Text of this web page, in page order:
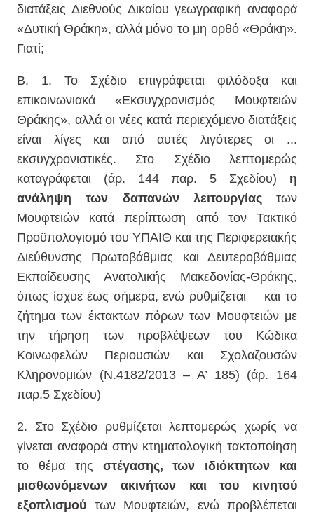
διατάξεις Διεθνούς Δικαίου γεωγραφική αναφορά
«Δυτική Θράκη», αλλά μόνο το μη ορθό «Θράκη».
Γιατί;
Β. 1. Το Σχέδιο επιγράφεται φιλόδοξα και
επικοινωνιακά «Εκσυγχρονισμός Μουφτειών
Θράκης», αλλά οι νέες κατά περιεχόμενο διατάξεις
είναι λίγες και από αυτές λιγότερες οι ...
εκσυγχρονιστικές. Στο Σχέδιο λεπτομερώς
καταγράφεται (άρ. 144 παρ. 5 Σχεδίου) η
ανάληψη των δαπανών λειτουργίαςτων
Μουφτειών κατά περίπτωση από τον Τακτικό
Προϋπολογισμό του ΥΠΑΙΘ και της Περιφερειακής
Διεύθυνσης Πρωτοβάθμιας και Δευτεροβάθμιας
Εκπαίδευσης Ανατολικής Μακεδονίας-Θράκης,
όπως ίσχυε έως σήμερα, ενώ ρυθμίζεται και το
ζήτημα των έκτακτων πόρων των Μουφτειών με
την τήρηση των προβλέψεων του Κώδικα
Κοινωφελών Περιουσιών και Σχολαζουσών
Κληρονομιών (Ν.4182/2013 – Α’ 185) (άρ. 164
παρ.5 Σχεδίου)
2. Στο Σχέδιο ρυθμίζεται λεπτομερώς χωρίς να
γίνεται αναφορά στην κτηματολογική τακτοποίηση
το θέμα της στέγασης, των ιδιόκτητων και
μισθωνόμενων ακινήτων και του κινητού
εξοπλισμού των Μουφτειών, ενώ προβλέπεται